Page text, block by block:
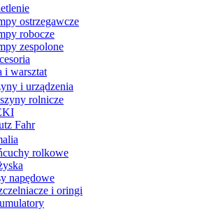
ostrzegawcze
robocze
zespolone
i warsztat
i urządzenia
rolnicze
Fahr
rolkowe
napędowe
i oringi